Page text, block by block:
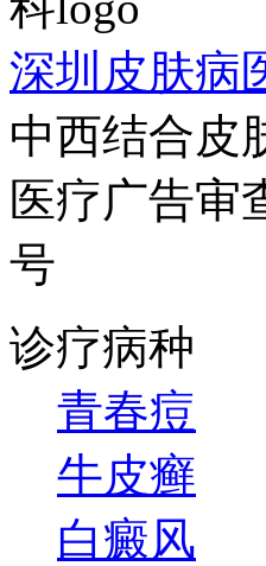
深圳皮肤病
中西结合皮
医疗广告审
号
诊疗病种
青春痘
牛皮癣
白癜风